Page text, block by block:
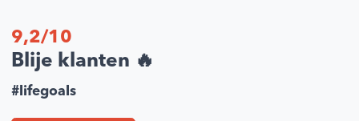
9,2/10
Blije klanten 🔥
#lifegoals